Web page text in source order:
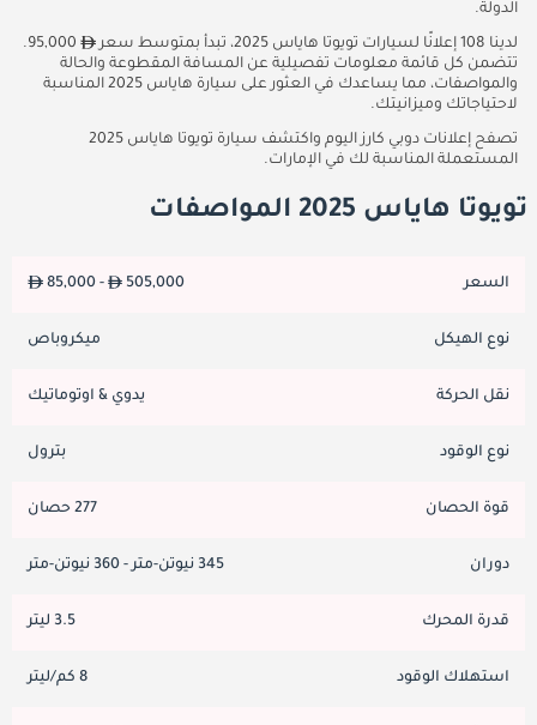
الدولة.
لدينا 108 إعلانًا لسيارات تويوتا هاياس 2025، تبدأ بمتوسط سعر
95,000.
تتضمن كل قائمة معلومات تفصيلية عن المسافة المقطوعة والحالة
والمواصفات، مما يساعدك في العثور على سيارة هاياس 2025 المناسبة
لاحتياجاتك وميزانيتك.
تصفح إعلانات دوبي كارز اليوم واكتشف سيارة تويوتا هاياس 2025
المستعملة المناسبة لك في الإمارات.
تويوتا هاياس 2025 المواصفات
السعر 85,000 - 505,000
نوع الهيكل ميكروباص
نقل الحركة يدوي & اوتوماتيك
نوع الوقود بترول
قوة الحصان 277 حصان
دوران 345 نيوتن-متر - 360 نيوتن-متر
قدرة المحرك 3.5 ليتر
استهلاك الوقود 8 كم/ليتر